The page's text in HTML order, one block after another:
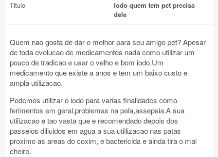
Titulo
Iodo quem tem pet precisa
dele
Quem nao gosta de dar o melhor para seu amigo pet? Apesar
de toda evolucao de medicamentos nada como utilizar um
pouco de tradicao e usar o velho e bom iodo.Um
medicamento que existe a anos e tem um baixo custo e
ampla utilizacao.
Podemos utilizar o iodo para varias finalidades como
ferimentos em geral,problemas na pela,assepsia.A sua
utilizacao e tao vasta que e recomendado depois dos
passeios diliuidos em agua a sua utillizacao nas patas
proximo as areas do coxim, e bactericida e ainda tira o mal
cheiro.